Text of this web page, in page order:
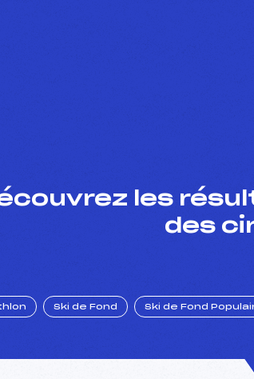
les
des
Ski de Fond Ski de Fond